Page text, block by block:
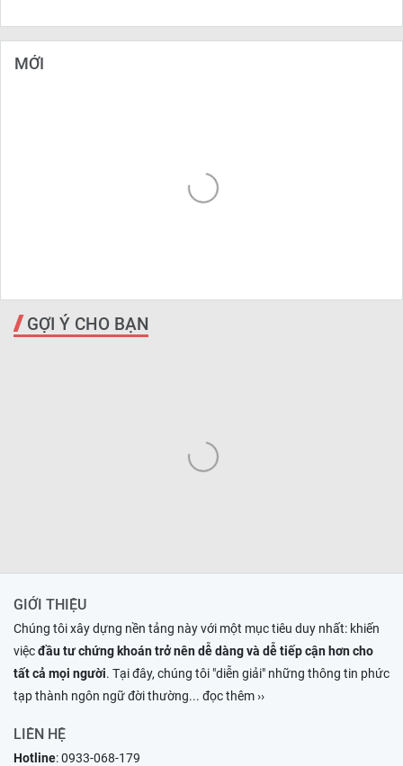
MỚI
GỢI Ý CHO BẠN
GIỚI THIỆU
Chúng tôi xây dựng nền tảng này với một mục tiêu duy nhất: khiến
việcđầu tư chứng khoán trở nên dễ dàng và dễ tiếp cận hơn cho
tất cả mọi người. Tại đây, chúng tôi "diễn giải" những thông tin phức
tạp thành ngôn ngữ đời thường... đọc thêm ››
LIÊN HỆ
Hotline:0933-068-179